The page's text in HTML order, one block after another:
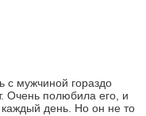
с мужчиной гораздо
Очень полюбила его, и
каждый день. Но он не то